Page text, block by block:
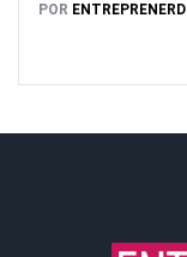
POR ENTREPRENERD